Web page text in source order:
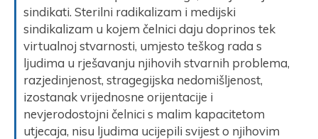
sindikati. Sterilni radikalizam i medijski
sindikalizam u kojem čelnici daju doprinos tek
virtualnoj stvarnosti, umjesto teškog rada s
ljudima u rješavanju njihovih stvarnih problema,
razjedinjenost, stragegijska nedomišljenost,
izostanak vrijednosne orijentacije i
nevjerodostojni čelnici s malim kapacitetom
utjecaja, nisu ljudima ucijepili svijest o njihovim